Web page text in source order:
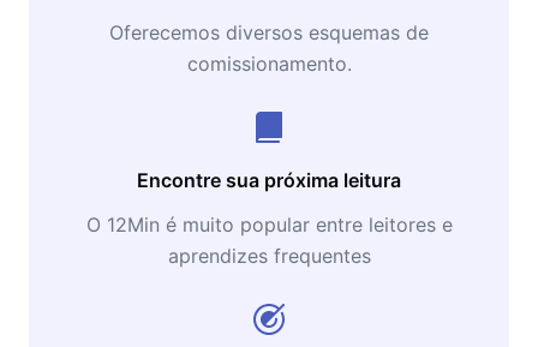
Oferecemos diversos esquemas de
comissionamento.
Encontre sua próxima leitura
O 12Min é muito popular entre leitores e
aprendizes frequentes